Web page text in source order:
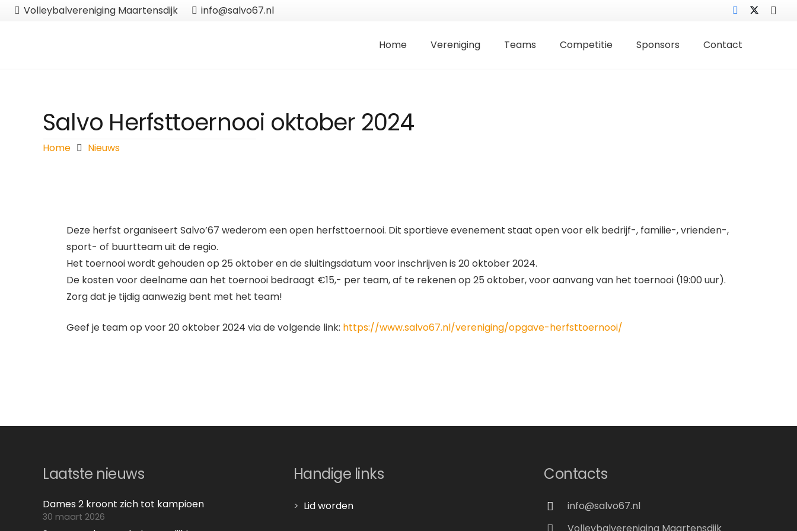
Volleybalvereniging Maartensdijk info@salvo67.nl
Home Vereniging Teams Competitie Sponsors Contact
Salvo Herfsttoernooi oktober 2024
Home Nieuws
Deze herfst organiseert Salvo’67 wederom een open herfsttoernooi. Dit sportieve evenement staat open voor elk bedrijf-, familie-, vrienden-,
sport- of buurtteam uit de regio.
Het toernooi wordt gehouden op 25 oktober en de sluitingsdatum voor inschrijven is 20 oktober 2024.
De kosten voor deelname aan het toernooi bedraagt €15,- per team, af te rekenen op 25 oktober, voor aanvang van het toernooi (19:00 uur).
Zorg dat je tijdig aanwezig bent met het team!
Geef je team op voor 20 oktober 2024 via de volgende link: https://www.salvo67.nl/vereniging/opgave-herfsttoernooi/
Laatste nieuws
Dames 2 kroont zich tot kampioen
30 maart 2026
Handige links
> Lid worden
Contacts
info@salvo67.nl